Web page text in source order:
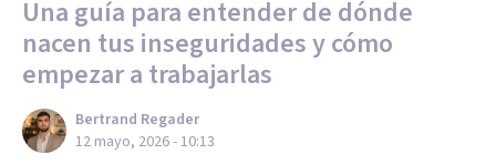
Una guía para entender de dónde
nacen tus inseguridades y cómo
empezar a trabajarlas
Bertrand Regader
12 mayo, 2026 - 10:13